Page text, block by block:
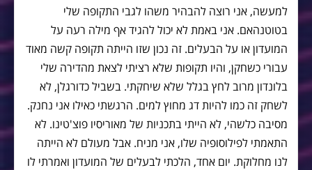
למעשה, אני רוצה להבהיר משהו לגבי התקופה שלי
בטוטנהאם. אני באמת לא יכול להגיד אף מילה רעה על
המועדון או על הבעלים. זה נכון שזו הייתה תקופה קשה מאוד
עבורי כשחקן, והיו תקופות שלא רציתי לצאת מהדירה שלי
בלונדון מרוב לחץ בגלל שלא שיחקתי. בשביל כדורגלן, לא
לשחק זה כמו להיות דג מחוץ למים. הרגשתי כאילו אני נחנק.
מסיבה כלשהי, לא הייתי בתכניות של מאוריסיו פוצ'טינו. לא
התאמתי לפילוסופיה שלו, אני מניח. אבל מעולם לא הייתה
לנו מחלוקת. יום אחד, הלכתי לבעלים של המועדון ואמרתי לו